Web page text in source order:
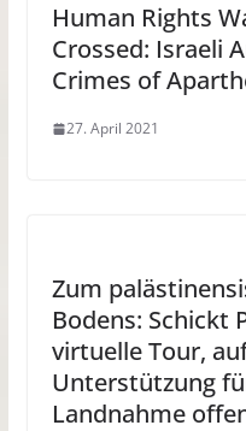
Human Rights
Crossed: Israeli
Crimes of
27. April 2021
Zum
Bodens: Schickt
virtuelle Tour,
Unterstützung
Landnahme